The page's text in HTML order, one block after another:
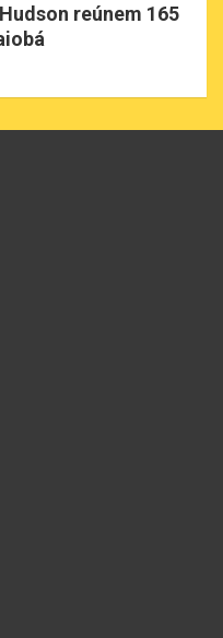
reúnem 165